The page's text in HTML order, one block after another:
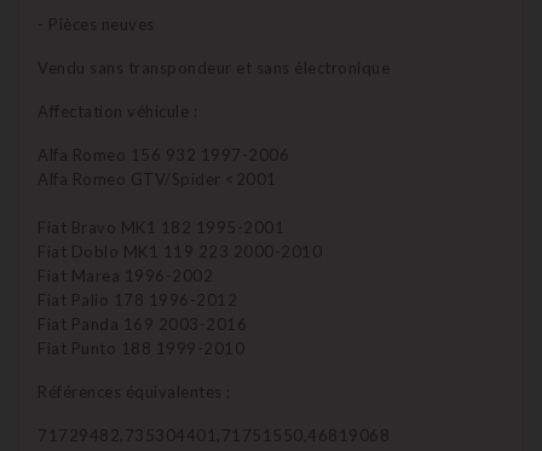
- Pièces neuves
Vendu sans transpondeur et sans électronique
Affectation véhicule :
Alfa Romeo 156 932 1997-2006
Alfa Romeo GTV/Spider <2001
Fiat Bravo MK1 182 1995-2001
Fiat Doblo MK1 119 223 2000-2010
Fiat Marea 1996-2002
Fiat Palio 178 1996-2012
Fiat Panda 169 2003-2016
Fiat Punto 188 1999-2010
Références équivalentes :
71729482,735304401,71751550,46819068